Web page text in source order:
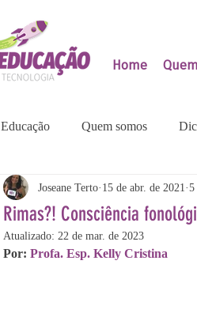
Home
Educação Quem somos
Rimas?! Consciência
Joseane Terto 15 de abr. de 2021 5
Atualizado: 22 de mar. de 2023
Por: Profa. Esp. Kelly Cristina